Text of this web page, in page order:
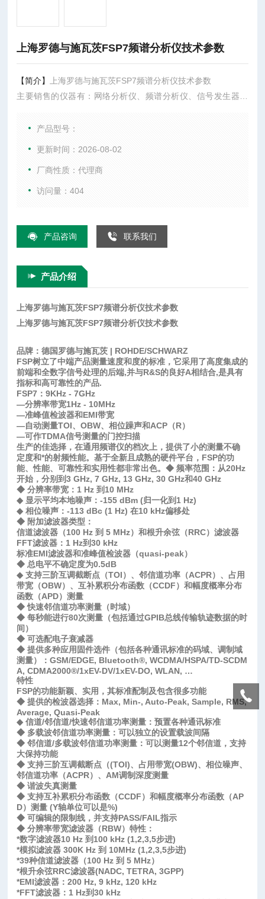
上海罗德与施瓦茨FSP7频谱分析仪技术参数
【简介】
上海罗德与施瓦茨FSP7频谱分析仪技术参数
主要销售的仪器有：网络分析仪、频谱分析仪、信号发生器、
等。
产品型号：
更新时间：2026-08-02
厂商性质：代理商
访问量：404
产品咨询 联系我们
产品介绍
上海罗德与施瓦茨FSP7频谱分析仪技术参数
上海罗德与施瓦茨FSP7频谱分析仪技术参数
品牌：德国罗德与施瓦茨 | ROHDE/SCHWARZ
FSP树立了中端产品测量速度和度的标准，它采用了高度集成的
前端和全数字信号处理的后端,并与R&S的良好A相结合,是具有
指标和高可靠性的产品.
FSP7：9KHz - 7GHz
—分辨率带宽1Hz - 10MHz
—准峰值检波器和EMI带宽
—自动测量TOI、OBW、相位躁声和ACP（R）
—可作TDMA信号测量的门控扫描
生产的佳选择，在通用频谱仪的档次上，提供了小的测量不确
定度和*的射频性能。基于全新且成熟的硬件平台，FSP的功
能、性能、可靠性和实用性都非常出色。◆ 频率范围：从20Hz
开始，分别到3 GHz, 7 GHz, 13 GHz, 30 GHz和40 GHz
◆ 分辨率带宽：1 Hz 到10 MHz
◆ 显示平均本地噪声：-155 dBm (归一化到1 Hz)
◆ 相位噪声：-113 dBc (1 Hz) 在10 kHz偏移处
◆ 附加滤波器类型：
信道滤波器（100 Hz 到 5 MHz）和根升余弦（RRC）滤波器
FFT滤波器：1 Hz到30 kHz
标准EMI滤波器和准峰值检波器（quasi-peak）
◆ 总电平不确定度为0.5dB
◆ 支持三阶互调截断点（TOI）、邻信道功率（ACPR）、占用
带宽（OBW）、互补累积分布函数（CCDF）和幅度概率分布
函数（APD）测量
◆ 快速邻信道功率测量（时域）
◆ 每秒能进行80次测量（包括通过GPIB总线传输轨迹数据的时
间）
◆ 可选配电子衰减器
◆ 提供多种应用固件选件（包括各种通讯标准的码域、调制域
测量）：GSM/EDGE, Bluetooth®, WCDMA/HSPA/TD-SCDM
A, CDMA2000®/1xEV-DV/1xEV-DO, WLAN, …
特性
FSP的功能新颖、实用，其标准配制及包含很多功能
◆ 提供的检波器选择：Max, Min-, Auto-Peak, Sample, RMS,
Average, Quasi-Peak
◆ 信道/邻信道/快速邻信道功率测量：预置各种通讯标准
◆ 多载波邻信道功率测量：可以独立的设置载波间隔
◆ 邻信道/多载波邻信道功率测量：可以测量12个邻信道，支持
大保持功能
◆ 支持三阶互调截断点（(TOI)、占用带宽(OBW)、相位噪声、
邻信道功率（ACPR）、AM调制深度测量
◆ 谐波失真测量
◆ 支持互补累积分布函数（CCDF）和幅度概率分布函数（AP
D）测量 (Y轴单位可以是%)
◆ 可编辑的限制线，并支持PASS/FAIL指示
◆ 分辨率带宽滤波器（RBW）特性：
*数字滤波器10 Hz 到100 kHz (1,2,3,5步进)
*模拟滤波器 300K Hz 到 10MHz (1,2,3,5步进)
*39种信道滤波器（100 Hz 到 5 MHz）
*根升余弦RRC滤波器(NADC, TETRA, 3GPP)
*EMI滤波器：200 Hz, 9 kHz, 120 kHz
*FFT滤波器：1 Hz到30 kHz